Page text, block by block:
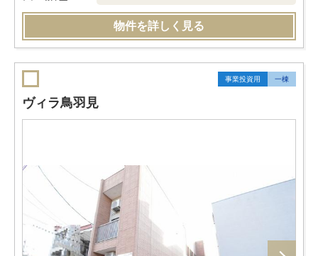
物件を詳しく見る
事業投資用 一棟
ヴィラ鳥羽見